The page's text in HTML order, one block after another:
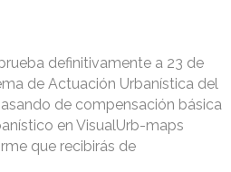
definitivamente a 23 de
de Actuación Urbanística del
de compensación básica
en VisualUrb-maps
que recibirás de